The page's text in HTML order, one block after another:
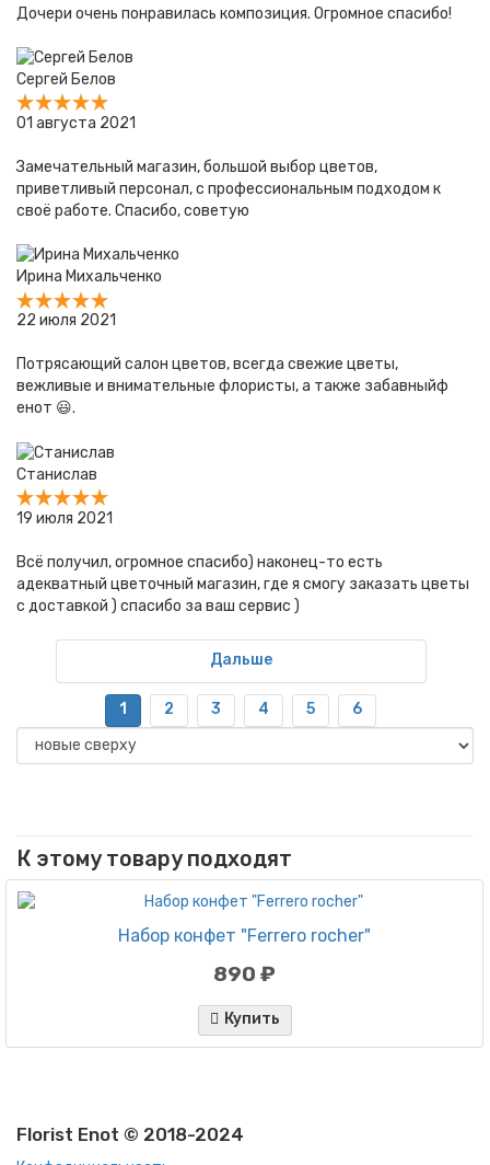
Дочери очень понравилась композиция. Огромное спасибо!
Сергей Белов
01 августа 2021
Замечательный магазин, большой выбор цветов,
приветливый персонал, с профессиональным подходом к
своё работе. Спасибо, советую
Ирина Михальченко
22 июля 2021
Потрясающий салон цветов, всегда свежие цветы,
вежливые и внимательные флористы, а также забавныйф
енот 😃.
Станислав
19 июля 2021
Всё получил, огромное спасибо) наконец-то есть
адекватный цветочный магазин, где я смогу заказать цветы
с доставкой ) спасибо за ваш сервис )
Дальше
1 2 3 4 5 6
К этому товару подходят
Набор конфет "Ferrero rocher"
890 ₽
Купить
Florist Enot © 2018-2024